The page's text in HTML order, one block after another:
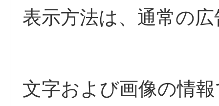
表示方法は、通常の
文字および画像の情